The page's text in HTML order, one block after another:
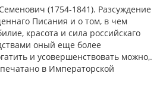
(1754-1841). Разсуждение
Писания и о том, в чем
красота и сила российскаго
оный еще более
и усовершенствовать можно,.
в Императорской